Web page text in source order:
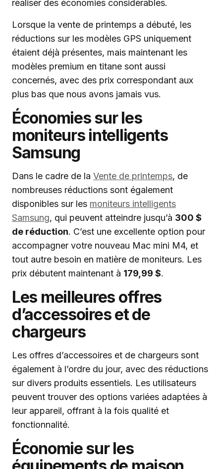
réaliser des économies considérables.
Lorsque la vente de printemps a débuté, les
réductions sur les modèles GPS uniquement
étaient déjà présentes, mais maintenant les
modèles premium en titane sont aussi
concernés, avec des prix correspondant aux
plus bas que nous avons jamais vus.
Économies sur les
moniteurs intelligents
Samsung
Dans le cadre de la Vente de printemps, de
nombreuses réductions sont également
disponibles sur les moniteurs intelligents
Samsung, qui peuvent atteindre jusqu’à 300 $
de réduction. C’est une excellente option pour
accompagner votre nouveau Mac mini M4, et
tout autre besoin en matière de moniteurs. Les
prix débutent maintenant à 179,99 $.
Les meilleures offres
d’accessoires et de
chargeurs
Les offres d’accessoires et de chargeurs sont
également à l’ordre du jour, avec des réductions
sur divers produits essentiels. Les utilisateurs
peuvent trouver des options variées adaptées à
leur appareil, offrant à la fois qualité et
fonctionnalité.
Économie sur les